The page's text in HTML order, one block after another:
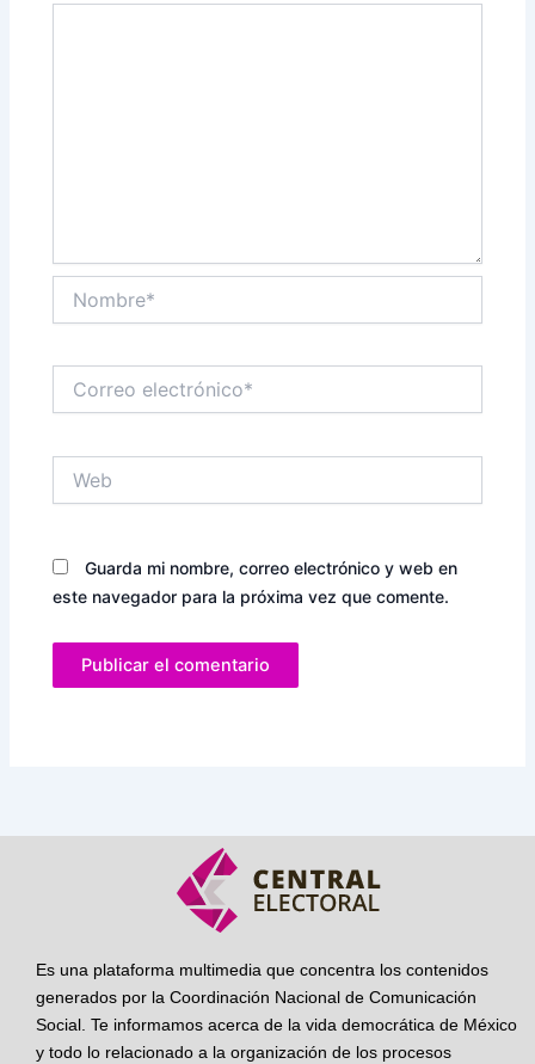
electrónico*
Guarda mi nombre, correo electrónico y web en
este navegador para la próxima vez que comente.
Es una plataforma multimedia que concentra los contenidos
generados por la Coordinación Nacional de Comunicación
Social. Te informamos acerca de la vida democrática de México
y todo lo relacionado a la organización de los procesos